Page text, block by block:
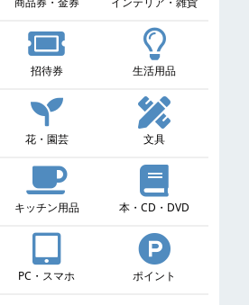
招待券 生活用品
花・園芸 文具
キッチン用品 本・CD・DVD
PC・スマホ ポイント